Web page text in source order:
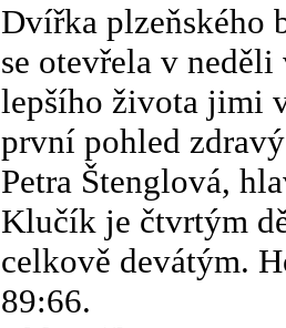
Dvířka plzeňského
se otevřela v
lepšího života jimi
první pohled
Petra Štenglová,
Klučík je čtvrtým
celkově devátým.
89:66.